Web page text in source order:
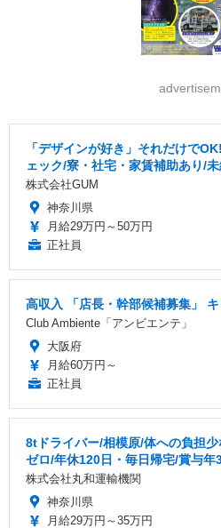
「デザインが好き」それだけで
ェック/寮・社宅・家賃補助あり/
株式会社GUM
神奈川県
月給29万円～50万円
正社員
高収入 「店長・幹部候補募集」
Club Ambiente「アンビエンテ」
大阪府
月給60万円～
正社員
8tドライバー/相模原/体への負担
ゼロ/年休120日・毎日帰宅/賞与年
株式会社丸和運輸機関
神奈川県
月給29万円～35万円